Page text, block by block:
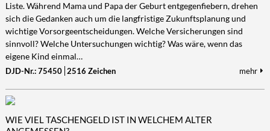
Liste. Während Mama und Papa der Geburt entgegenfiebern, drehen
sich die Gedanken auch um die langfristige Zukunftsplanung und
wichtige Vorsorgeentscheidungen. Welche Versicherungen sind
sinnvoll? Welche Untersuchungen wichtig? Was wäre, wenn das
eigene Kind einmal…
DJD-Nr.: 75450 2516 Zeichen mehr
WIE VIEL TASCHENGELD IST IN WELCHEM ALTER